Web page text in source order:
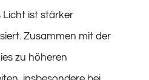
Licht ist stärker
Zusammen mit der
zu höheren